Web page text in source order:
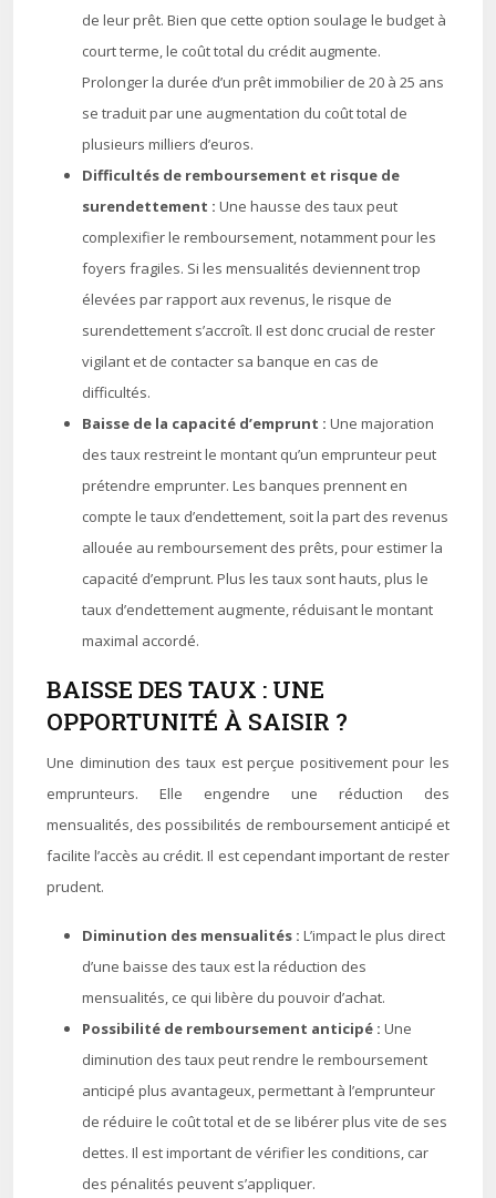
de leur prêt. Bien que cette option soulage le budget à
court terme, le coût total du crédit augmente.
Prolonger la durée d’un prêt immobilier de 20 à 25 ans
se traduit par une augmentation du coût total de
plusieurs milliers d’euros.
Difficultés de remboursement et risque de
surendettement : Une hausse des taux peut
complexifier le remboursement, notamment pour les
foyers fragiles. Si les mensualités deviennent trop
élevées par rapport aux revenus, le risque de
surendettement s’accroît. Il est donc crucial de rester
vigilant et de contacter sa banque en cas de
difficultés.
Baisse de la capacité d’emprunt : Une majoration
des taux restreint le montant qu’un emprunteur peut
prétendre emprunter. Les banques prennent en
compte le taux d’endettement, soit la part des revenus
allouée au remboursement des prêts, pour estimer la
capacité d’emprunt. Plus les taux sont hauts, plus le
taux d’endettement augmente, réduisant le montant
maximal accordé.
BAISSE DES TAUX : UNE
OPPORTUNITÉ À SAISIR ?
Une diminution des taux est perçue positivement pour les
emprunteurs. Elle engendre une réduction des
mensualités, des possibilités de remboursement anticipé et
facilite l’accès au crédit. Il est cependant important de rester
prudent.
Diminution des mensualités : L’impact le plus direct
d’une baisse des taux est la réduction des
mensualités, ce qui libère du pouvoir d’achat.
Possibilité de remboursement anticipé : Une
diminution des taux peut rendre le remboursement
anticipé plus avantageux, permettant à l’emprunteur
de réduire le coût total et de se libérer plus vite de ses
dettes. Il est important de vérifier les conditions, car
des pénalités peuvent s’appliquer.